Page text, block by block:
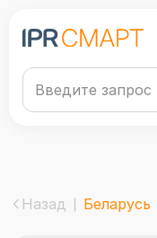
Назад Беларусь